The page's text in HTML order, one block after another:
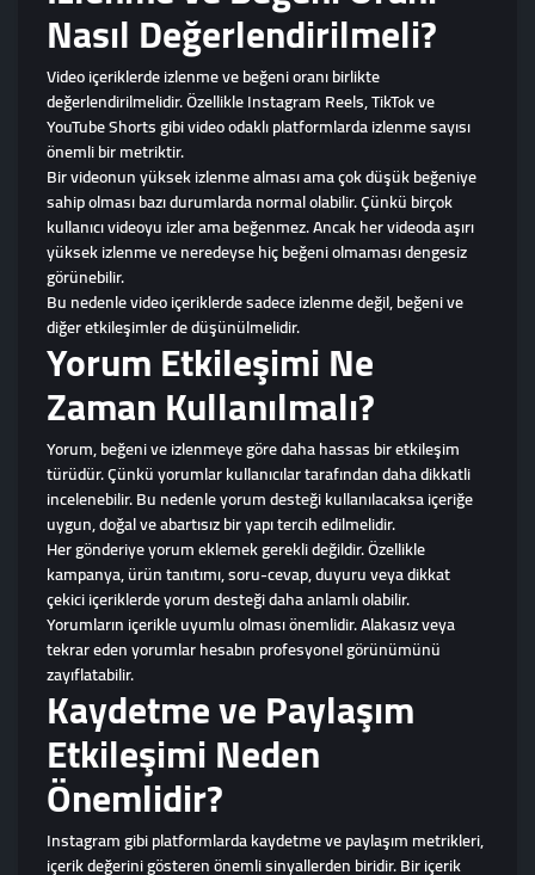
Nasıl Değerlendirilmeli?
Video içeriklerde izlenme ve beğeni oranı birlikte
değerlendirilmelidir. Özellikle Instagram Reels, TikTok ve
YouTube Shorts gibi video odaklı platformlarda izlenme sayısı
önemli bir metriktir.
Bir videonun yüksek izlenme alması ama çok düşük beğeniye
sahip olması bazı durumlarda normal olabilir. Çünkü birçok
kullanıcı videoyu izler ama beğenmez. Ancak her videoda aşırı
yüksek izlenme ve neredeyse hiç beğeni olmaması dengesiz
görünebilir.
Bu nedenle video içeriklerde sadece izlenme değil, beğeni ve
diğer etkileşimler de düşünülmelidir.
Yorum Etkileşimi Ne
Zaman Kullanılmalı?
Yorum, beğeni ve izlenmeye göre daha hassas bir etkileşim
türüdür. Çünkü yorumlar kullanıcılar tarafından daha dikkatli
incelenebilir. Bu nedenle yorum desteği kullanılacaksa içeriğe
uygun, doğal ve abartısız bir yapı tercih edilmelidir.
Her gönderiye yorum eklemek gerekli değildir. Özellikle
kampanya, ürün tanıtımı, soru-cevap, duyuru veya dikkat
çekici içeriklerde yorum desteği daha anlamlı olabilir.
Yorumların içerikle uyumlu olması önemlidir. Alakasız veya
tekrar eden yorumlar hesabın profesyonel görünümünü
zayıflatabilir.
Kaydetme ve Paylaşım
Etkileşimi Neden
Önemlidir?
Instagram gibi platformlarda kaydetme ve paylaşım metrikleri,
içerik değerini gösteren önemli sinyallerden biridir. Bir içerik